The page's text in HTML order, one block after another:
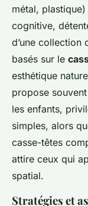
métal,
cognitive,
d’une collection
basés sur le
esthétique
propose
les enfants,
simples, alors
casse-têtes
attire ceux qui
spatial.
Stratégies et